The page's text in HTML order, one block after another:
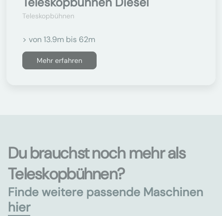
Teleskopbühnen
> von 13.9m bis 62m
Mehr erfahren
Du brauchst noch mehr als
Teleskopbühnen?
Finde weitere passende Maschinen
hier